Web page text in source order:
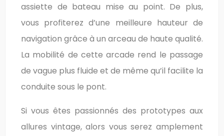
assiette de bateau mise au point. De plus,
vous profiterez d’une meilleure hauteur de
navigation grâce à un arceau de haute qualité.
La mobilité de cette arcade rend le passage
de vague plus fluide et de même qu’il facilite la
conduite sous le pont.
Si vous êtes passionnés des prototypes aux
allures vintage, alors vous serez amplement